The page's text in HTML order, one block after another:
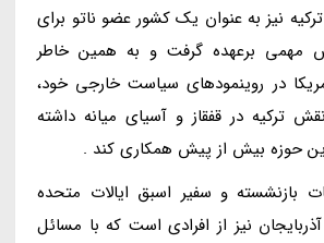
ترکیه نیز به عنوان یک کشور عضو ناتو برای
مهمی برعهده گرفت و به همین خاطر
در روینمودهای سیاست خارجی خود،
ترکیه در قفقاز و آسیای میانه داشته
این حوزه بیش از پیش همکاری کند .
بازنشسته و سفیر اسبق ایالات متحده
نیز از افرادی است که با مسائل